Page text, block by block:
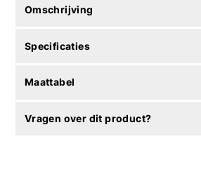
Omschrijving
Specificaties
Maattabel
Vragen over dit product?